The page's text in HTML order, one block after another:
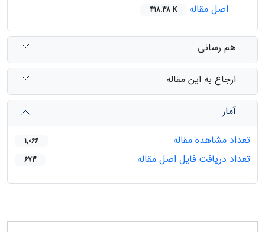
اصل مقاله
418.38 K
هم رسانی
ارجاع به این مقاله
آمار
تعداد مشاهده مقاله
1,066
تعداد دریافت فایل اصل مقاله 673